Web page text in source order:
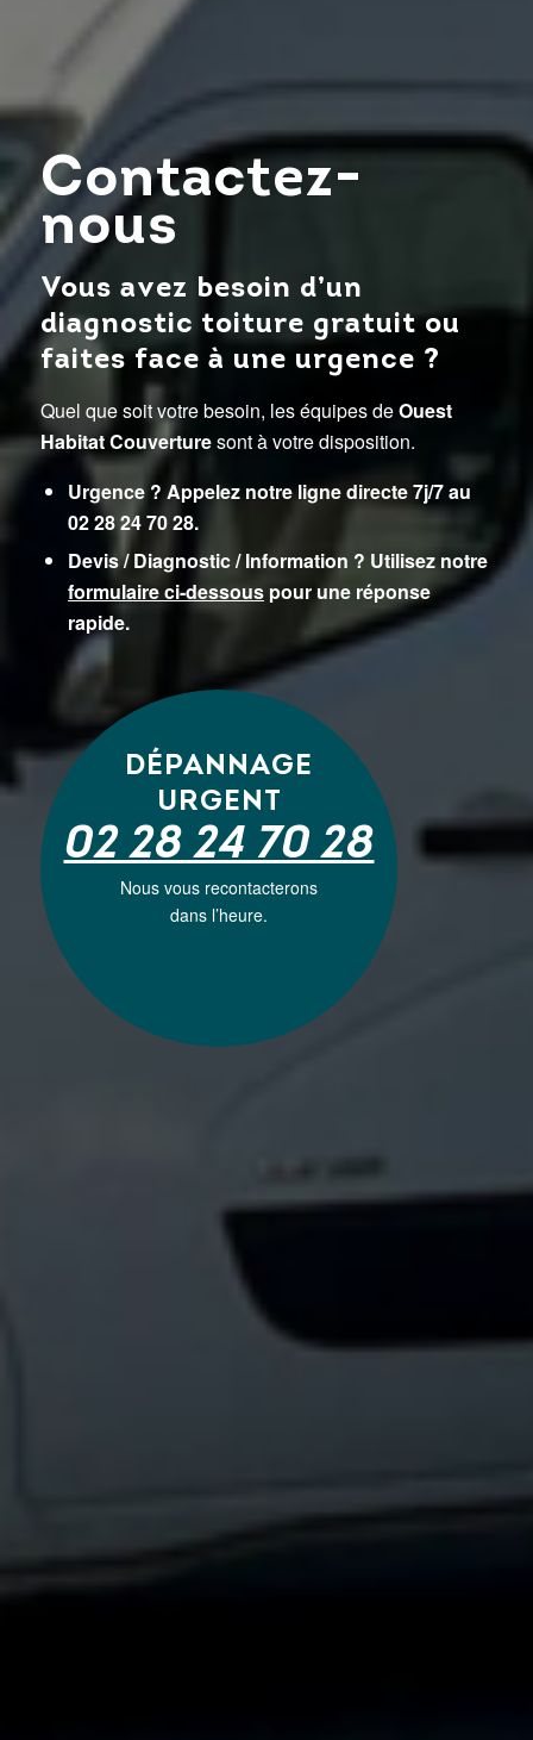
Contactez-
nous
Vous avez besoin d’un
diagnostic toiture gratuit ou
faites face à une urgence ?
Quel que soit votre besoin, les équipes deOuest
Habitat Couverturesont à votre disposition.
Urgence ? Appelez notre ligne directe 7j/7 au
02 28 24 70 28.
Devis / Diagnostic / Information ? Utilisez notre
formulaire ci-dessous pour une réponse
rapide.
DÉPANNAGE
URGENT
02 28 24 70 28
Nous vous recontacterons
dans l’heure.